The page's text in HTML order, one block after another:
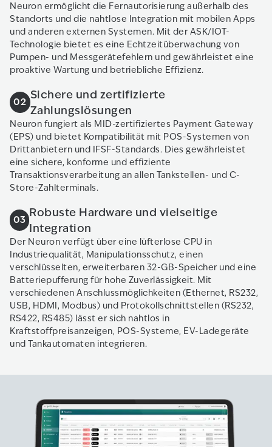
Neuron ermöglicht die Fernautorisierung außerhalb des
Standorts und die nahtlose Integration mit mobilen Apps
und anderen externen Systemen. Mit der ASK/IOT-
Technologie bietet es eine Echtzeitüberwachung von
Pumpen- und Messgerätefehlern und gewährleistet eine
proaktive Wartung und betriebliche Effizienz.
02
Sichere und zertifizierte
Zahlungslösungen
Neuron fungiert als MID-zertifiziertes Payment Gateway
(EPS) und bietet Kompatibilität mit POS-Systemen von
Drittanbietern und IFSF-Standards. Dies gewährleistet
eine sichere, konforme und effiziente
Transaktionsverarbeitung an allen Tankstellen- und C-
Store-Zahlterminals.
03
Robuste Hardware und vielseitige
Integration
Der Neuron verfügt über eine lüfterlose CPU in
Industriequalität, Manipulationsschutz, einen
verschlüsselten, erweiterbaren 32-GB-Speicher und eine
Batteriepufferung für hohe Zuverlässigkeit. Mit
verschiedenen Anschlussmöglichkeiten (Ethernet, RS232,
USB, HDMI, Modbus) und Protokollschnittstellen (RS232,
RS422, RS485) lässt er sich nahtlos in
Kraftstoffpreisanzeigen, POS-Systeme, EV-Ladegeräte
und Tankautomaten integrieren.